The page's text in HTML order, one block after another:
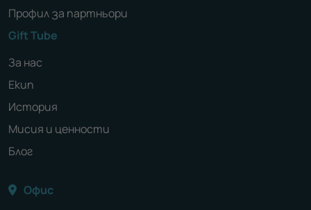
Профил за партньори
Gift Tube
За нас
Екип
История
Мисия и ценности
Блог
Офис